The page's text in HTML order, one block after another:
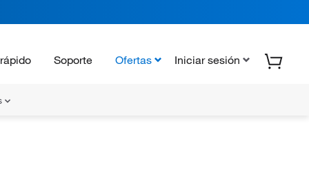
Soporte Ofertas Iniciar sesión